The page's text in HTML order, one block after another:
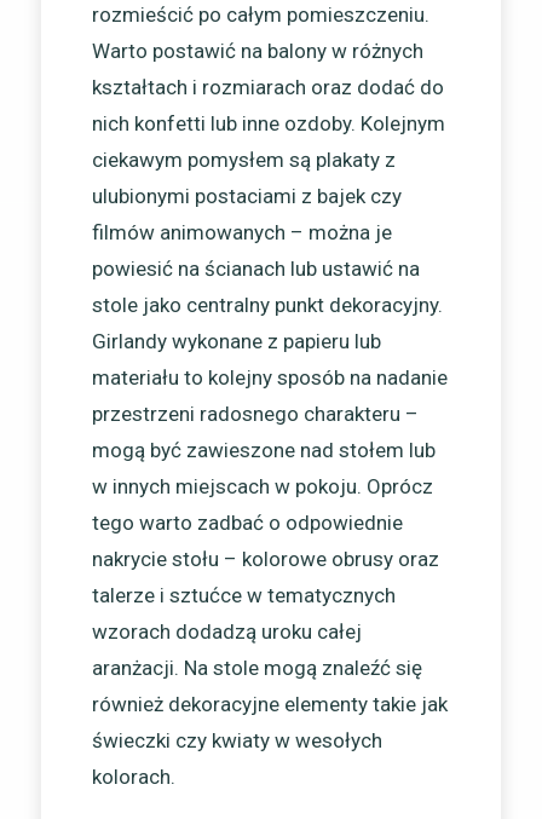
rozmieścić po całym pomieszczeniu.
Warto postawić na balony w różnych
kształtach i rozmiarach oraz dodać do
nich konfetti lub inne ozdoby. Kolejnym
ciekawym pomysłem są plakaty z
ulubionymi postaciami z bajek czy
filmów animowanych – można je
powiesić na ścianach lub ustawić na
stole jako centralny punkt dekoracyjny.
Girlandy wykonane z papieru lub
materiału to kolejny sposób na nadanie
przestrzeni radosnego charakteru –
mogą być zawieszone nad stołem lub
w innych miejscach w pokoju. Oprócz
tego warto zadbać o odpowiednie
nakrycie stołu – kolorowe obrusy oraz
talerze i sztućce w tematycznych
wzorach dodadzą uroku całej
aranżacji. Na stole mogą znaleźć się
również dekoracyjne elementy takie jak
świeczki czy kwiaty w wesołych
kolorach.